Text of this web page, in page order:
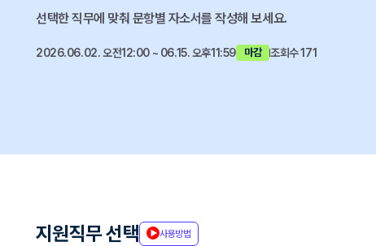
선택한 직무에 맞춰 문항별 자소서를 작성해 보세요.
2026.06.02. 오전12:00 ~ 06.15. 오후11:59 마감 조회수 171
지원직무 선택 사용방법